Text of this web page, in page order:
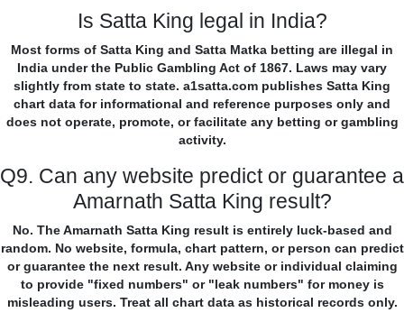
Is Satta King legal in India?
Most forms of Satta King and Satta Matka betting are illegal in
India under the Public Gambling Act of 1867. Laws may vary
slightly from state to state. a1satta.com publishes Satta King
chart data for informational and reference purposes only and
does not operate, promote, or facilitate any betting or gambling
activity.
Q9. Can any website predict or guarantee a
Amarnath Satta King result?
No. The Amarnath Satta King result is entirely luck-based and
random. No website, formula, chart pattern, or person can predict
or guarantee the next result. Any website or individual claiming
to provide "fixed numbers" or "leak numbers" for money is
misleading users. Treat all chart data as historical records only.